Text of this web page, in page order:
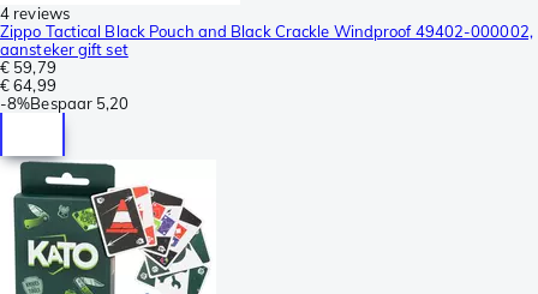
4 reviews
Zippo Tactical Black Pouch and Black Crackle Windproof 49402-000002,
aansteker gift set
€ 59,79
€ 64,99
-8%Bespaar 5,20